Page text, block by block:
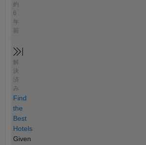
約
6
年
前
解
決
済
み
Find
the
Best
Hotels
Given